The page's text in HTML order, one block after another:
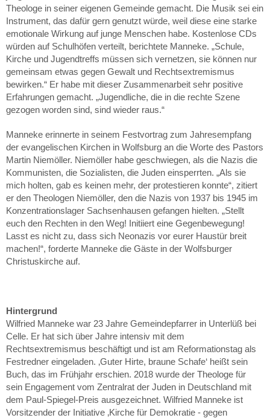
Theologe in seiner eigenen Gemeinde gemacht. Die Musik sei ein
Instrument, das dafür gern genutzt würde, weil diese eine starke
emotionale Wirkung auf junge Menschen habe. Kostenlose CDs
würden auf Schulhöfen verteilt, berichtete Manneke. „Schule,
Kirche und Jugendtreffs müssen sich vernetzen, sie können nur
gemeinsam etwas gegen Gewalt und Rechtsextremismus
bewirken.“ Er habe mit dieser Zusammenarbeit sehr positive
Erfahrungen gemacht. „Jugendliche, die in die rechte Szene
gezogen worden sind, sind wieder raus.“
Manneke erinnerte in seinem Festvortrag zum Jahresempfang
der evangelischen Kirchen in Wolfsburg an die Worte des Pastors
Martin Niemöller. Niemöller habe geschwiegen, als die Nazis die
Kommunisten, die Sozialisten, die Juden einsperrten. „Als sie
mich holten, gab es keinen mehr, der protestieren konnte“, zitiert
er den Theologen Niemöller, den die Nazis von 1937 bis 1945 im
Konzentrationslager Sachsenhausen gefangen hielten. „Stellt
euch den Rechten in den Weg! Initiiert eine Gegenbewegung!
Lasst es nicht zu, dass sich Neonazis vor eurer Haustür breit
machen!“, forderte Manneke die Gäste in der Wolfsburger
Christuskirche auf.
Hintergrund
Wilfried Manneke war 23 Jahre Gemeindepfarrer in Unterlüß bei
Celle. Er hat sich über Jahre intensiv mit dem
Rechtsextremismus beschäftigt und ist am Reformationstag als
Festredner eingeladen. ‚Guter Hirte, braune Schafe‘ heißt sein
Buch, das im Frühjahr erschien. 2018 wurde der Theologe für
sein Engagement vom Zentralrat der Juden in Deutschland mit
dem Paul-Spiegel-Preis ausgezeichnet. Wilfried Manneke ist
Vorsitzender der Initiative ‚Kirche für Demokratie - gegen